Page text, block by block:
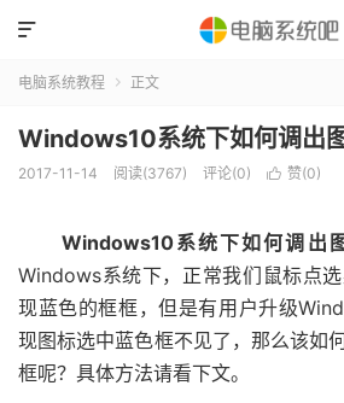

电脑系统教程  正文
Windows10系统下如何调出
2017-11-14 阅读(3767) 评论(0)  赞(0)
Windows10系统下如何调出
Windows系统下，正常我们鼠标点
现蓝色的框框，但是有用户升级
现图标选中蓝色框不见了，那么该如
框呢？具体方法请看下文。